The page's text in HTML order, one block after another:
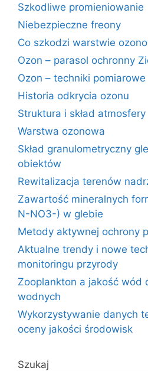
Szkodliwe promieniowanie
Niebezpieczne freony
Co szkodzi warstwie
Ozon – parasol ochronny
Ozon – techniki pomiarowe
Historia odkrycia ozonu
Struktura i skład atmosfery
Warstwa ozonowa
Skład granulometryczny
obiektów
Rewitalizacja terenów
Zawartość mineralnych
N-NO3-) w glebie
Metody aktywnej ochrony
Aktualne trendy i nowe
monitoringu przyrody
Zooplankton a jakość wód
wodnych
Wykorzystywanie danych
oceny jakości środowisk
Szukaj